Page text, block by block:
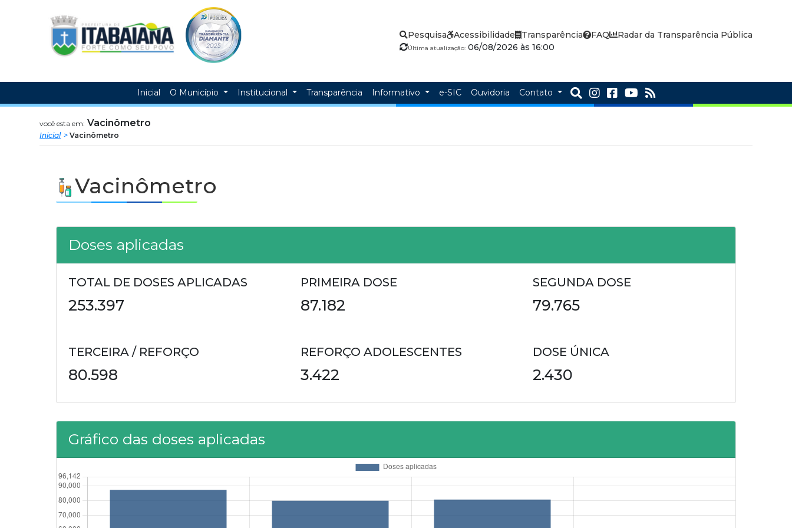
Prefeitura
Municipal
Itabaiana
Pesquisa Acessibilidade Transparência FAQ Radar da Transparência Pública
Última atualização:06/08/2026 às 16:00
Inicial O Município Institucional Transparência Informativo e-SIC Ouvidoria Contato
você esta em: Vacinômetro
Inicial Vacinômetro
Vacinômetro
Doses aplicadas
TOTAL DE DOSES APLICADAS
253.397
PRIMEIRA DOSE
87.182
SEGUNDA DOSE
79.765
TERCEIRA / REFORÇO
80.598
REFORÇO ADOLESCENTES
3.422
DOSE ÚNICA
2.430
Gráfico das doses aplicadas